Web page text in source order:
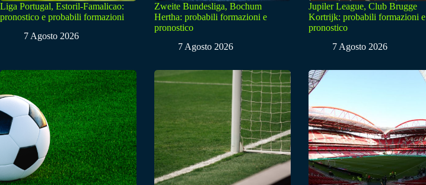
Liga Portugal, Estoril-Famalicao:
pronostico e probabili formazioni
7 Agosto 2026
Zweite Bundesliga, Bochum
Hertha: probabili formazioni e
pronostico
7 Agosto 2026
Jupiler League, Club Brugge
Kortrijk: probabili formazioni e
pronostico
7 Agosto 2026